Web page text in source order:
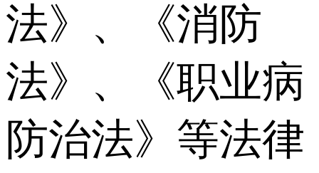
法》、《消防
法》、《职业病
防治法》等法律